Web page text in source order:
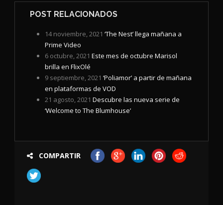
POST RELACIONADOS
14 noviembre, 2021 ‘The Nest’ llega mañana a
Prime Video
6 octubre, 2021 Este mes de octubre Marisol
brilla en FlixOlé
9 septiembre, 2021 ‘Poliamor’ a partir de mañana
en plataformas de VOD
21 agosto, 2021 Descubre las nueva serie de
‘Welcome to The Blumhouse’
COMPARTIR